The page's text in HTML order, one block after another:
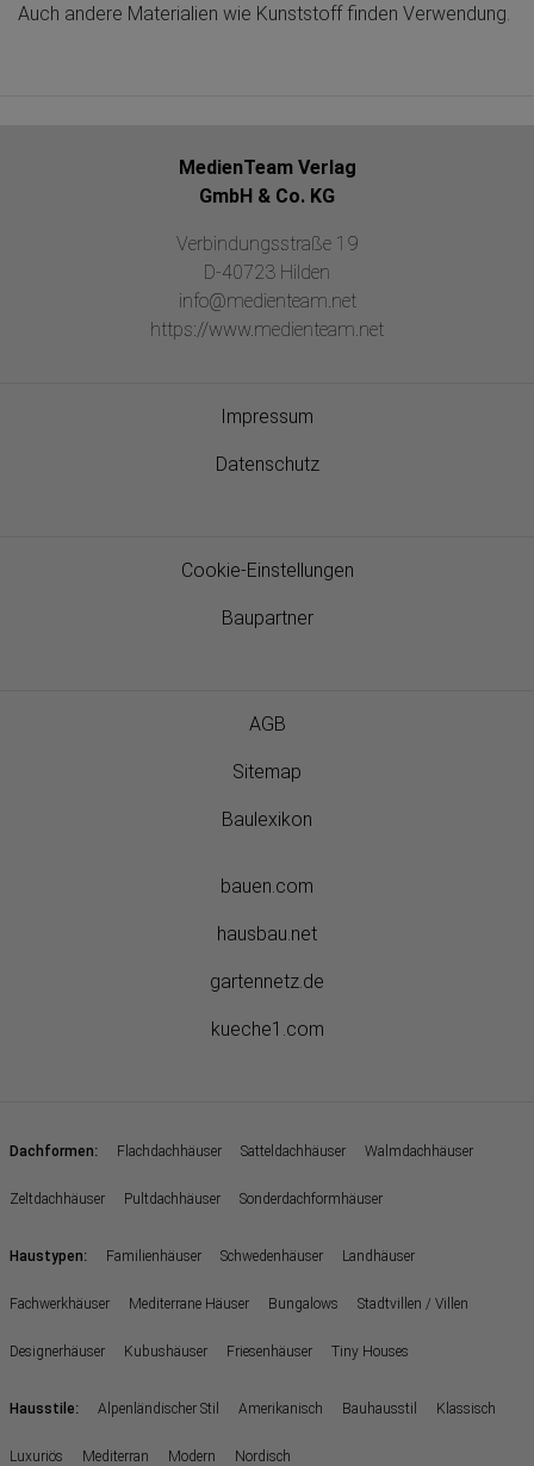
Auch andere Materialien wie Kunststoff finden Verwendung.
MedienTeam Verlag
GmbH & Co. KG
Verbindungsstraße 19
D-40723 Hilden
info@medienteam.net
https://www.medienteam.net
Impressum
Datenschutz
Cookie-Einstellungen
Baupartner
AGB
Sitemap
Baulexikon
bauen.com
hausbau.net
gartennetz.de
kueche1.com
Dachformen: Flachdachhäuser Satteldachhäuser Walmdachhäuser
Zeltdachhäuser Pultdachhäuser Sonderdachformhäuser
Haustypen: Familienhäuser Schwedenhäuser Landhäuser
Fachwerkhäuser Mediterrane Häuser Bungalows Stadtvillen / Villen
Designerhäuser Kubushäuser Friesenhäuser Tiny Houses
Hausstile: Alpenländischer Stil Amerikanisch Bauhausstil Klassisch
Luxuriös Mediterran Modern Nordisch